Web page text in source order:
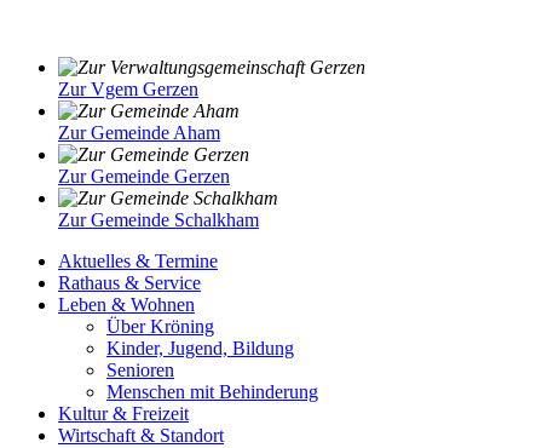
Zur Vgem Gerzen
Zur Gemeinde Aham
Zur Gemeinde Gerzen
Zur Gemeinde Schalkham
Aktuelles & Termine
Rathaus & Service
Leben & Wohnen
Über Kröning
Kinder, Jugend, Bildung
Senioren
Menschen mit Behinderung
Kultur & Freizeit
Wirtschaft & Standort